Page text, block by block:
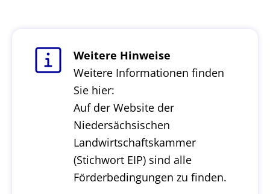
Weitere Hinweise
Weitere Informationen finden
Sie hier:
Auf der Website der
Niedersächsischen
Landwirtschaftskammer
(Stichwort EIP) sind alle
Förderbedingungen zu finden.